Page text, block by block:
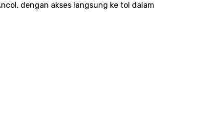
dengan akses langsung ke tol dalam